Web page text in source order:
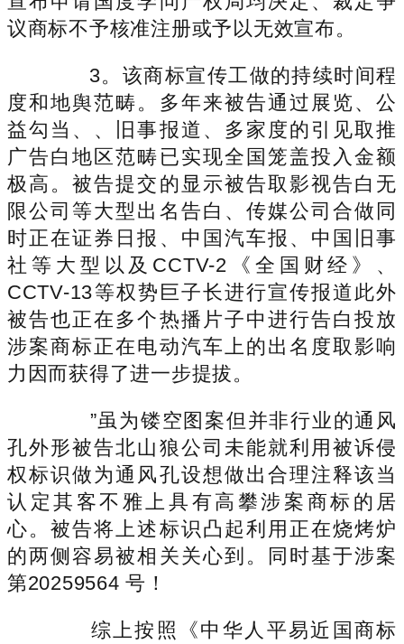
议商标不予核准注册或予以无效宣布。
3。该商标宣传工做的持续时间程
度和地舆范畴。多年来被告通过展览、公
益勾当、、旧事报道、多家度的引见取推
广告白地区范畴已实现全国笼盖投入金额
极高。被告提交的显示被告取影视告白无
限公司等大型出名告白、传媒公司合做同
时正在证券日报、中国汽车报、中国旧事
社等大型以及CCTV-2《全国财经》、
CCTV-13等权势巨子长进行宣传报道此外
被告也正在多个热播片子中进行告白投放
涉案商标正在电动汽车上的出名度取影响
力因而获得了进一步提拔。
”虽为镂空图案但并非行业的通风
孔外形被告北山狼公司未能就利用被诉侵
权标识做为通风孔设想做出合理注释该当
认定其客不雅上具有高攀涉案商标的居
心。被告将上述标识凸起利用正在烧烤炉
的两侧容易被相关关心到。同时基于涉案
第20259564 号！
综上按照《中华人平易近国商标